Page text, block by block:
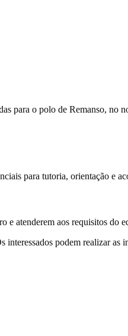
para o polo de Remanso, no
para tutoria, orientação e
e atenderem aos requisitos do
podem realizar as